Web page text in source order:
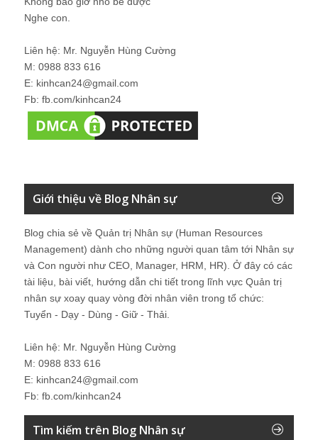
Nghe con.
Liên hệ: Mr. Nguyễn Hùng Cường
M: 0988 833 616
E: kinhcan24@gmail.com
Fb: fb.com/kinhcan24
Giới thiệu về Blog Nhân sự
Blog chia sẻ về Quản trị Nhân sự (Human Resources
Management) dành cho những người quan tâm tới Nhân sự
và Con người như CEO, Manager, HRM, HR). Ở đây có các
tài liệu, bài viết, hướng dẫn chi tiết trong lĩnh vực Quản trị
nhân sự xoay quay vòng đời nhân viên trong tổ chức:
Tuyển - Dạy - Dùng - Giữ - Thải.
Liên hệ: Mr. Nguyễn Hùng Cường
M: 0988 833 616
E: kinhcan24@gmail.com
Fb: fb.com/kinhcan24
Tìm kiếm trên Blog Nhân sự